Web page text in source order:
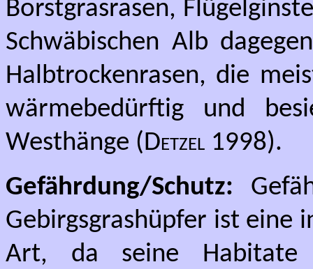
Borstgrasrasen,
Schwäbischen Alb
Halbtrockenrasen, die
wärmebedürftig und
Westhänge (Detzel 1998).
Gefährdung/Schutz:
Gebirgsgrashüpfer ist eine
Art, da seine Habitate